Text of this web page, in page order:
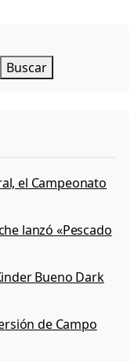
Buscar
el Campeonato
lanzó «Pescado
Bueno Dark
de Campo